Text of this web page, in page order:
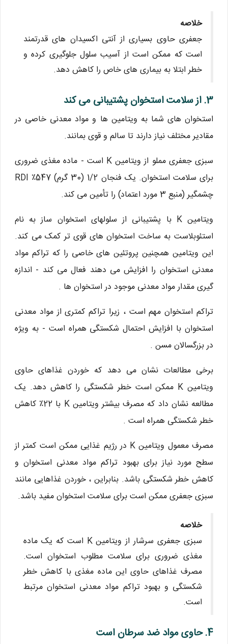
خلاصه
جعفری حاوی بسیاری از آنتی اکسیدان های قدرتمند
است که ممکن است از آسیب سلول جلوگیری کرده و
خطر ابتلا به بیماری های خاص را کاهش دهد.
3. از سلامت استخوان پشتیبانی می کند
استخوان های شما به ویتامین ها و مواد معدنی خاصی در
مقادیر مختلف نیاز دارند تا سالم و قوی بمانند.
سبزی جعفری مملو از ویتامین K است - ماده مغذی ضروری
برای سلامت استخوان. یک فنجان 1/2 (30 گرم) 547٪ RDI
چشمگیر (منبع 3 مورد اعتماد) را تأمین می کند.
ویتامین K با پشتیبانی از سلولهای استخوان ساز به نام
استئوبلاست به ساخت استخوان های قوی تر کمک می کند.
این ویتامین همچنین پروتئین های خاصی را که تراکم مواد
معدنی استخوان را افزایش می دهند فعال می کند - اندازه
گیری مقدار مواد معدنی موجود در استخوان ها .
تراکم استخوان مهم است ، زیرا تراکم کمتری از مواد معدنی
استخوان با افزایش احتمال شکستگی همراه است - به ویژه
در بزرگسالان مسن .
برخی مطالعات نشان می دهد که خوردن غذاهای حاوی
ویتامین K ممکن است خطر شکستگی را کاهش دهد. یک
مطالعه نشان داد که مصرف بیشتر ویتامین K با 22٪ کاهش
خطر شکستگی همراه است .
مصرف معمول ویتامین K در رژیم غذایی ممکن است کمتر از
سطح مورد نیاز برای بهبود تراکم مواد معدنی استخوان و
کاهش خطر شکستگی باشد. بنابراین ، خوردن غذاهایی مانند
سبزی جعفری ممکن است برای سلامت استخوان مفید باشد.
خلاصه
سبزی جعفری سرشار از ویتامین K است که یک ماده
مغذی ضروری برای سلامت مطلوب استخوان است.
مصرف غذاهای حاوی این ماده مغذی با کاهش خطر
شکستگی و بهبود تراکم مواد معدنی استخوان مرتبط
است.
4. حاوی مواد ضد سرطان است